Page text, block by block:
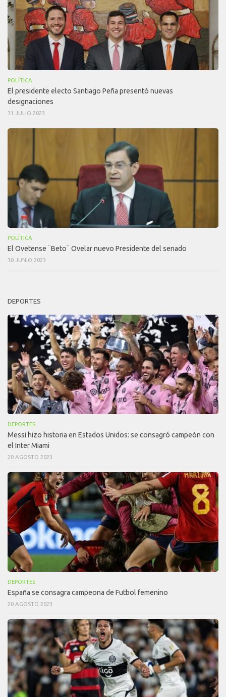
POLÍTICA
El presidente electo Santiago Peña presentó nuevas
designaciones
31 JULIO 2023
POLÍTICA
El Ovetense ¨Beto¨ Ovelar nuevo Presidente del senado
30 JUNIO 2023
DEPORTES
DEPORTES
Messi hizo historia en Estados Unidos: se consagró campeón con
el Inter Miami
20 AGOSTO 2023
DEPORTES
España se consagra campeona de Futbol femenino
20 AGOSTO 2023